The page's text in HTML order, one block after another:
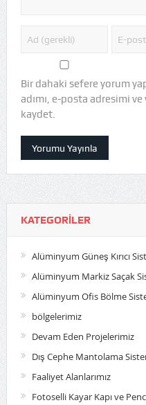
Bir dahaki sefere yorum
adımı, e-posta adresimi
kaydet.
KATEGORILER
Alüminyum Güneş Kırıcı
Alüminyum Markiz Saçak
Alüminyum Ofis Bölme
bölgelerimiz
Devam Eden Projelerimiz
Dış Cephe Mantolama
Faaliyet Alanlarımız
Fotoselli Kayar Kapı ve